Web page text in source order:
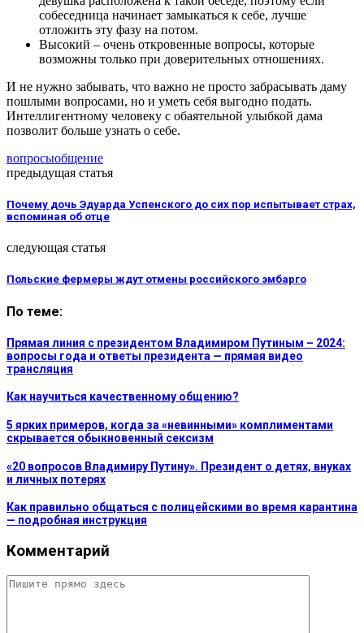
собеседница начинает замыкаться к себе, лучше
отложить эту фазу на потом.
Высокий – очень откровенные вопросы, которые
возможны только при доверительных отношениях.
И не нужно забывать, что важно не просто забрасывать даму
пошлыми вопросами, но и уметь себя выгодно подать.
Интеллигентному человеку с обаятельной улыбкой дама
позволит больше узнать о себе.
вопросыобщение
предыдущая статья
Почему дочь Эдуарда Успенского до сих пор испытывает страх,
вспоминая об отце
следующая статья
Польские фермеры ждут отмены российского эмбарго
По теме:
Прямая линия с президентом Владимиром Путиным – 2024:
вопросы года и ответы президента — прямая видео
трансляция
Как научиться качественному общению?
5 ярких примеров, когда за «невинными» комплиментами
скрывается обыкновенный сексизм
«20 вопросов Владимиру Путину». Президент о детях, внуках
и личных потерях
Как правильно общаться с полицейскими во время карантина
— подробная инструкция
Комментарий